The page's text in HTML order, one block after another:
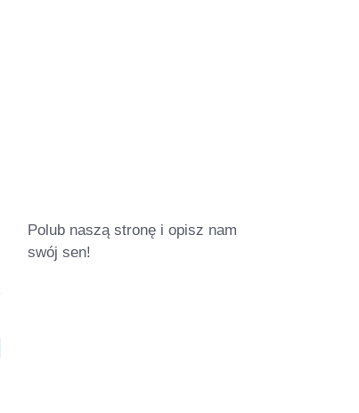
Polub naszą stronę i opisz nam
swój sen!